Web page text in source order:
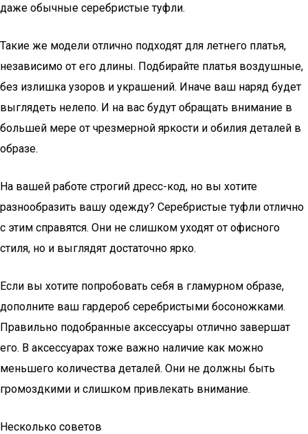
даже обычные серебристые туфли.
Такие же модели отлично подходят для летнего платья,
независимо от его длины. Подбирайте платья воздушные,
без излишка узоров и украшений. Иначе ваш наряд будет
выглядеть нелепо. И на вас будут обращать внимание в
большей мере от чрезмерной яркости и обилия деталей в
образе.
На вашей работе строгий дресс-код, но вы хотите
разнообразить вашу одежду? Серебристые туфли отлично
с этим справятся. Они не слишком уходят от офисного
стиля, но и выглядят достаточно ярко.
Если вы хотите попробовать себя в гламурном образе,
дополните ваш гардероб серебристыми босоножками.
Правильно подобранные аксессуары отлично завершат
его. В аксессуарах тоже важно наличие как можно
меньшего количества деталей. Они не должны быть
громоздкими и слишком привлекать внимание.
Несколько советов